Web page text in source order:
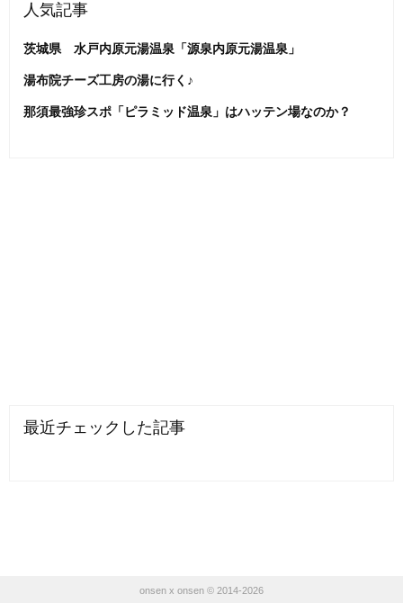
人気記事
茨城県 水戸内原元湯温泉「源泉内原元湯温泉」
湯布院チーズ工房の湯に行く♪
那須最強珍スポ「ピラミッド温泉」はハッテン場なのか？
最近チェックした記事
onsen x onsen © 2014-2026